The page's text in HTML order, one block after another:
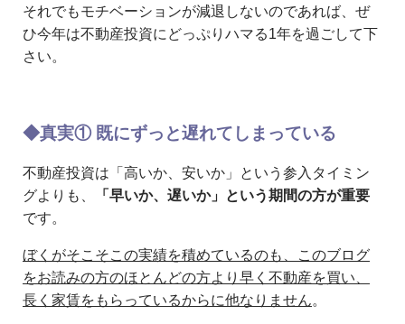
それでもモチベーションが減退しないのであれば、ぜ
ひ今年は不動産投資にどっぷりハマる1年を過ごして下
さい。
◆真実① 既にずっと遅れてしまっている
不動産投資は「高いか、安いか」という参入タイミン
グよりも、
「早いか、遅いか」という期間の方が重要
です。
ぼくがそこそこの実績を積めているのも、このブログ
をお読みの方のほとんどの方より早く不動産を買い、
長く家賃をもらっているからに他なりません。